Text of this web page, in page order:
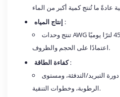
:
تنتج وحدات AWG الداخلية الشائعة ما بين 5 إلى 45 لترًا يوميًا
اعتمادًا على الحجم والظروف.
كفاءة الطاقة:
التبريد/التدفئة، ومستوى
الرطوبة، وخطوات التنقية.